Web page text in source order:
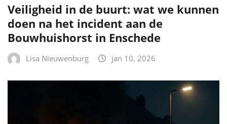
Veiligheid in de buurt: wat we kunnen
doen na het incident aan de
Bouwhuishorst in Enschede
Lisa Nieuwenburg jan 10, 2026